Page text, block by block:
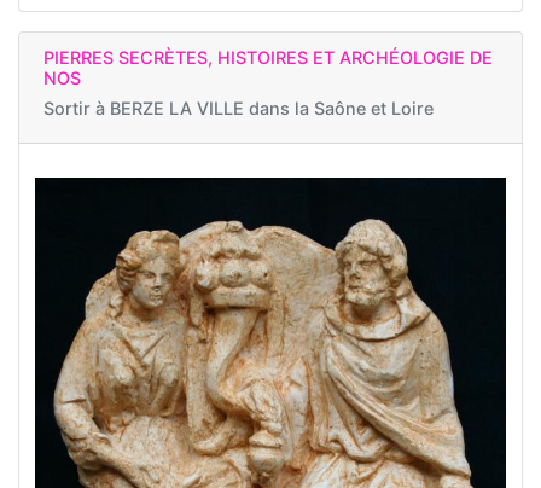
PIERRES SECRÈTES, HISTOIRES ET ARCHÉOLOGIE DE
NOS
Sortir à BERZE LA VILLE dans la Saône et Loire